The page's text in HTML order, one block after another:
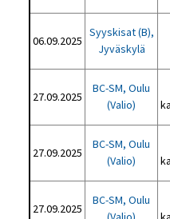
06.09.2025
Syyskisat (B),
Jyväskylä
27.09.2025
BC-SM, Oulu
(Valio)
27.09.2025
BC-SM, Oulu
(Valio)
27.09.2025
BC-SM, Oulu